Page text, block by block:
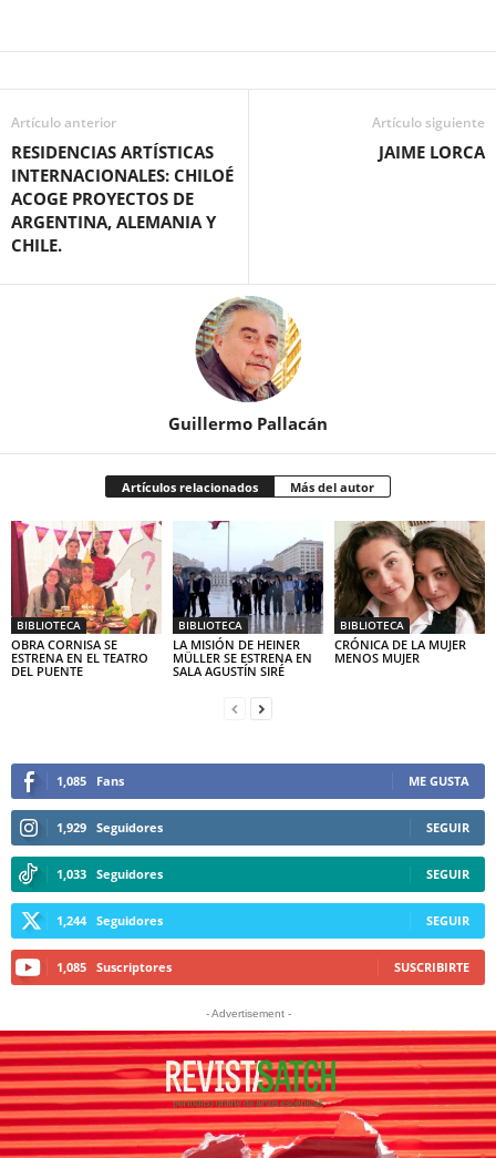
Artículo anterior
RESIDENCIAS ARTÍSTICAS
INTERNACIONALES: CHILOÉ
ACOGE PROYECTOS DE
ARGENTINA, ALEMANIA Y
CHILE.
Artículo siguiente
JAIME LORCA
Guillermo Pallacán
Artículos relacionados Más del autor
BIBLIOTECA
OBRA CORNISA SE
ESTRENA EN EL TEATRO
DEL PUENTE
BIBLIOTECA
LA MISIÓN DE HEINER
MÜLLER SE ESTRENA EN
SALA AGUSTÍN SIRÉ
BIBLIOTECA
CRÓNICA DE LA MUJER
MENOS MUJER
1,085 Fans ME GUSTA
1,929 Seguidores SEGUIR
1,033 Seguidores SEGUIR
1,244 Seguidores SEGUIR
1,085 Suscriptores SUSCRIBIRTE
- Advertisement -